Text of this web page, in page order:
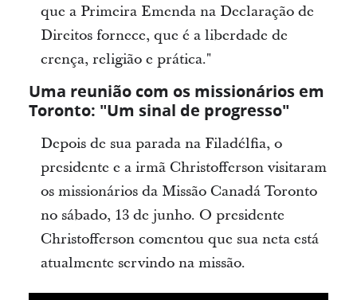
que a Primeira Emenda na Declaração de
Direitos fornece, que é a liberdade de
crença, religião e prática."
Uma reunião com os missionários em
Toronto: "Um sinal de progresso"
Depois de sua parada na Filadélfia, o
presidente e a irmã Christofferson visitaram
os missionários da Missão Canadá Toronto
no sábado, 13 de junho. O presidente
Christofferson comentou que sua neta está
atualmente servindo na missão.